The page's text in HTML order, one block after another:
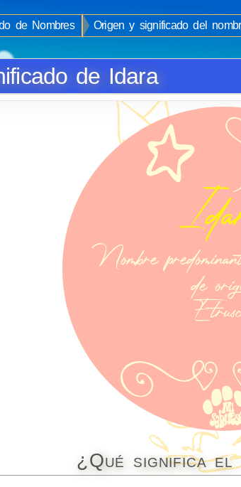
de Nombres
Origen y significado del
de Idara
¿Qué significa el